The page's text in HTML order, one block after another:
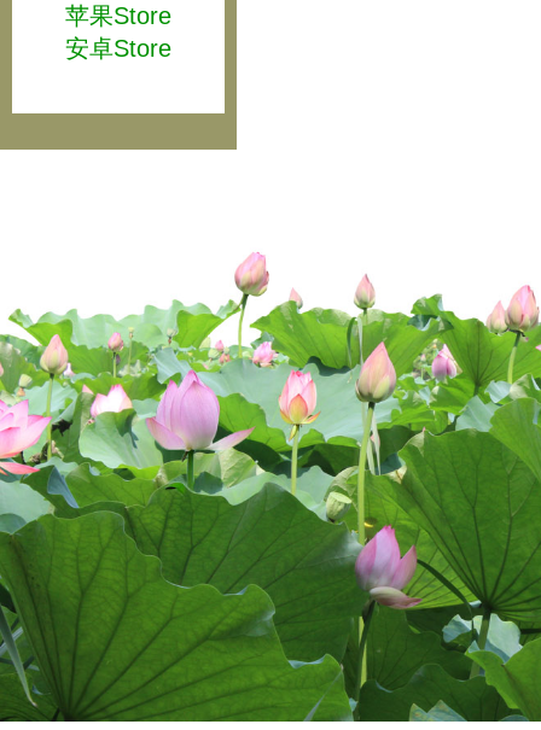
苹果Store
安卓Store